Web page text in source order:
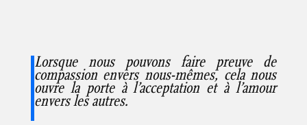
Lorsque nous pouvons faire preuve de
compassion envers nous-mêmes, cela nous
ouvre la porte à l’acceptation et à l’amour
envers les autres.